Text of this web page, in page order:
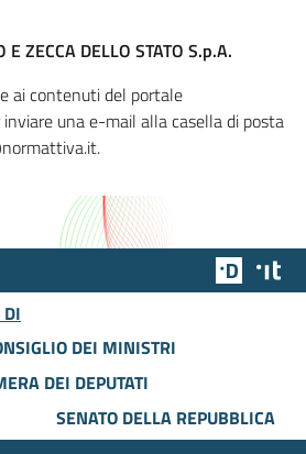
E ZECCA DELLO STATO S.p.A.
ai contenuti del portale
una e-mail alla casella di posta
Team
DEI MINISTRI
DEI DEPUTATI
SENATO DELLA REPUBBLICA